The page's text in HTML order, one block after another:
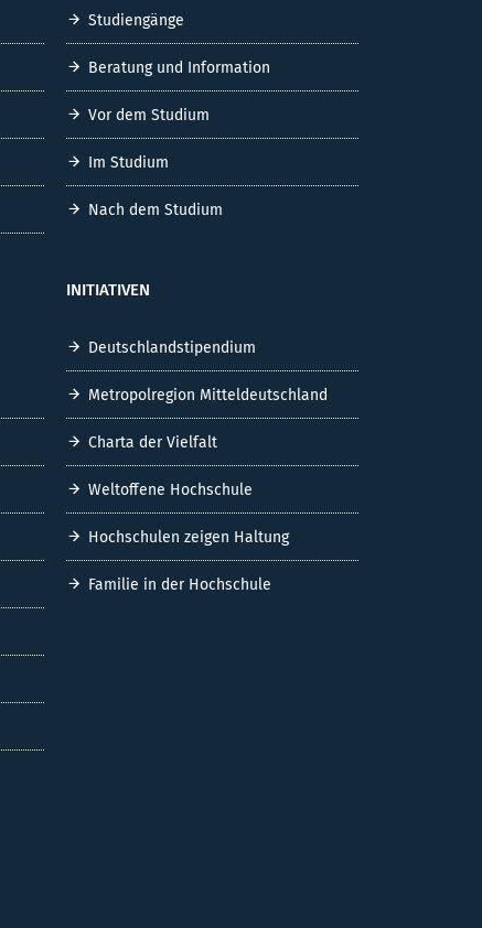
Studiengänge
Beratung und Information
Vor dem Studium
Im Studium
Nach dem Studium
INITIATIVEN
Deutschlandstipendium
Metropolregion Mitteldeutschland
Charta der Vielfalt
Weltoffene Hochschule
Hochschulen zeigen Haltung
Familie in der Hochschule